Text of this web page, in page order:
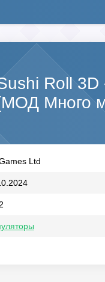
Roll
Много
Ltd